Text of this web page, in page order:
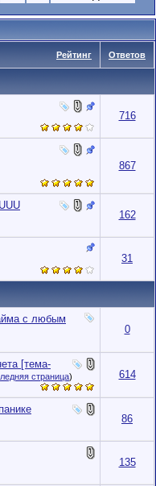
Рейтинг Ответов
716
867
162
31
с любым
0
[тема-
страница)
614
86
135